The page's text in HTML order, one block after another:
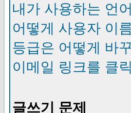
내가 사용하는 언
어떻게 사용자 이
등급은 어떻게 바
이메일 링크를 클
글쓰기 문제